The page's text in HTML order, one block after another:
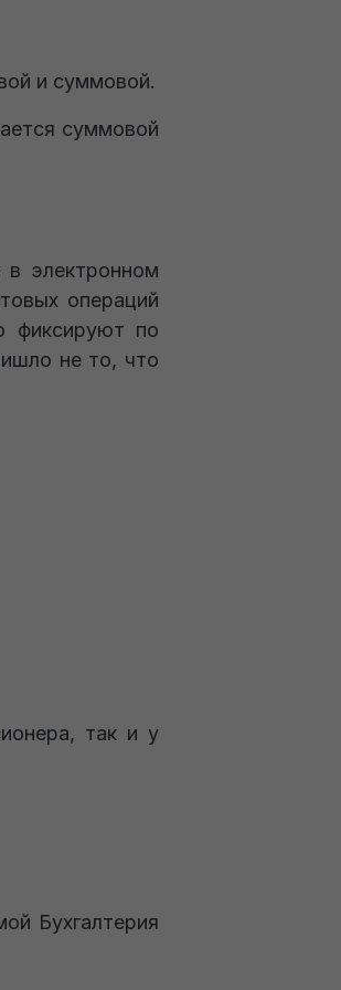
и суммовой.
суммовой
электронном
операций
фиксируют по
не то, что
так и у
Бухгалтерия